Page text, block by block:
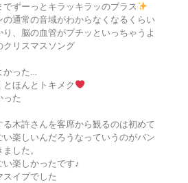
ずーっとキラッキラッのブラス
の通常の音域がわからなくなるくらい
、脳の血管がプチッといっちゃうよ
クリスマスソング
かった…
ほんとトキメク
った
る木許さんを客席から観るのは初めて
い楽しいんだろうなっていうのがバン
した。
い楽しかったです♪
イブでした